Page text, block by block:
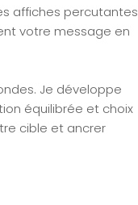
affiches percutantes
votre message en
Je développe
équilibrée et choix
cible et ancrer